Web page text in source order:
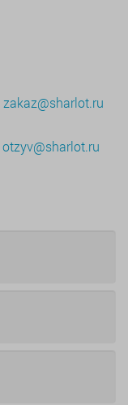
zakaz@sharlot.ru
otzyv@sharlot.ru